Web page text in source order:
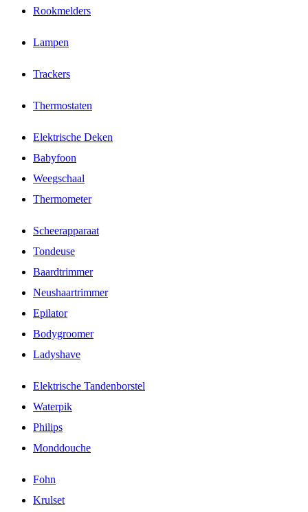
Rookmelders
Lampen
Trackers
Thermostaten
Elektrische Deken
Babyfoon
Weegschaal
Thermometer
Scheerapparaat
Tondeuse
Baardtrimmer
Neushaartrimmer
Epilator
Bodygroomer
Ladyshave
Elektrische Tandenborstel
Waterpik
Philips
Monddouche
Fohn
Krulset